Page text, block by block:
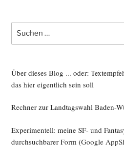
Suche
nach:
Über dieses Blog ... oder:
das hier eigentlich sein soll
Rechner zur Landtagswahl Baden-
Experimentell: meine SF- und
durchsuchbarer Form (Google